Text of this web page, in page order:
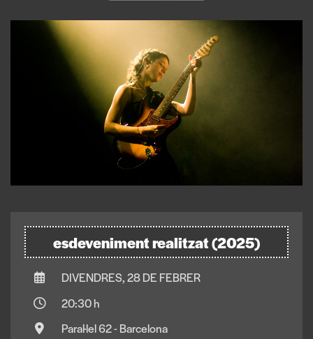
esdeveniment realitzat (2025)
DIVENDRES, 28 DE FEBRER
20:30 h
Paral·lel 62 - Barcelona